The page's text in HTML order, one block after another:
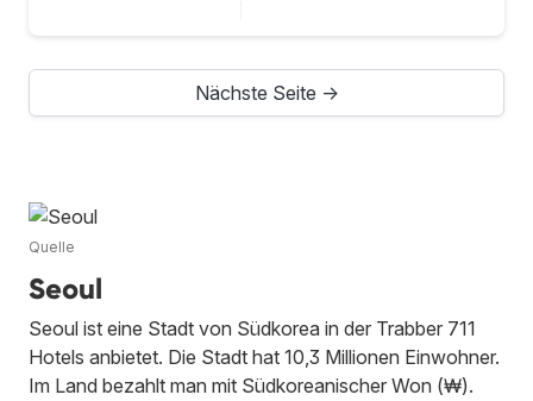
Nächste Seite →
Quelle
Seoul
Seoul ist eine Stadt von Südkorea in der Trabber 711
Hotels anbietet. Die Stadt hat 10,3 Millionen Einwohner.
Im Land bezahlt man mit Südkoreanischer Won (₩).